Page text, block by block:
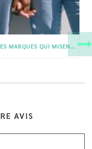
JEAN ÉCO-RESPONSABLE : TOP 18 DES MARQUES QUI MISENT SUR L’ÉTHIQUE ET LA QUALITÉ
AVIS